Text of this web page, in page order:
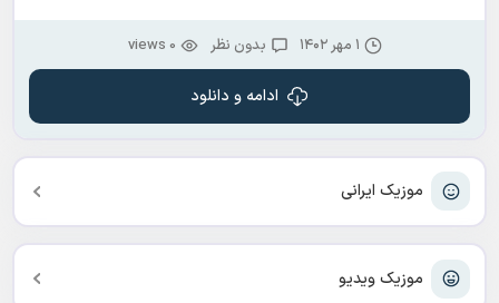
موزیک ایرانی
موزیک ویدیو
۱ مهر ۱۴۰۲ بدون نظر 0 views
ادامه و دانلود